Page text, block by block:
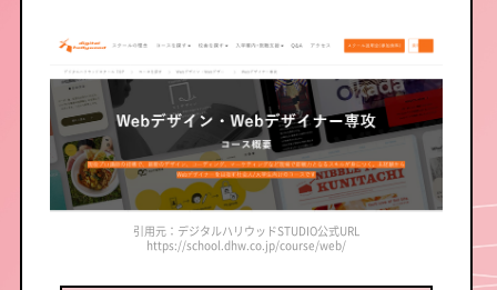
引用元：デジタルハリウッドSTUDIO公式URL
https://school.dhw.co.jp/course/web/